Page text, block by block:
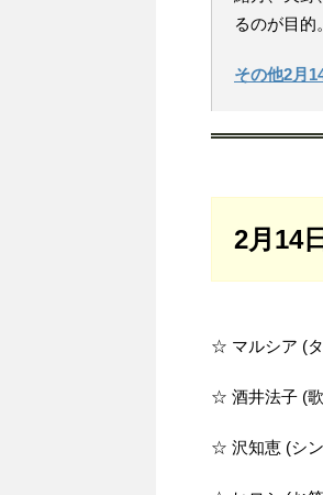
るのが目的。
その他2月
2月14
☆ マルシア (
☆ 酒井法子 (
☆ 沢知恵 (シ